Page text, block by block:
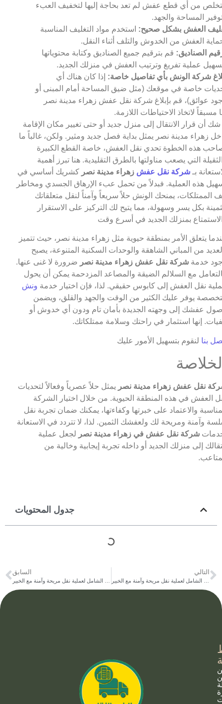
من أي قطع عفش لم تعد بحاجة إليها لتخفيف العبء
المساحة والجهد.
العفش بشكل صحيح: استخدم مواد التغليف المناسبة
العفش من الخدوش والتلف أثناء النقل.
الصناديق: قم بترقيم جميع الصناديق وكتابة محتوياتها
عملية تفريغ وترتيب العفش في منزلك الجديد.
شركة الونش بأي تفاصيل خاصة: إذا كان هناك أي
خاصة في موقعك (مثل ضيق المساحة أمام المبنى أو
عوائق)، قم بإبلاغ شركة نقل عفش زهراء مدينة نصر
مسبقاً لاتخاذ الاحتياطات اللازمة.
شك أن قرار الانتقال إلى منزل جديد أو حتى تغيير مكان الإقامة
زهراء مدينة نصر يمثل بداية فصل جديد ومثير. ولكن، غالباً ما
هذه الخطوة تحدي نقل العفش، خاصة القطع الكبيرة
التي يصعب مناولتها بالطرق التقليدية. هنا تبرز أهمية
بـ شركة نقل عفش زهراء مدينة نصر كشريك أساسي في
هذه العملية. فبدلاً من تحمل عبء الإرهاق الجسدي ومخاطر
الممتلكات، يمنحك الونش حلاً سريعاً وآمناً لنقل متعلقاتك
بكل يسر وسهولة، مما يتيح لك التركيز على الاستقرار
بمنزلك الجديد في أسرع وقت
يتعلق الأمر بمنطقة حيوية مثل زهراء مدينة نصر، حيث تتميز
من المباني الشاهقة والوحدات السكنية المتنوعة، يصبح
خدمة شركة نقل عفش زهراء مدينة نصر ضرورة لا غنى عنها.
مع السلالم الضيقة والمصاعد المزدحمة يمكن أن يحول
نقل العفش إلى كابوس حقيقي. لذا، فإن اختيار خدمة ونش
يوفر عليك الكثير من الوقت والجهد والقلق، ويضمن
عفشك إلى وجهته الجديدة بأمان تام ودون أي خدوش أو
إنها استثمار في راحتك وسلامة ممتلكاتك.
بنا لنقوم بتسهيل الأمور عليك
نقل عفش زهراء مدينة نصر يمثل حلاً عصرياً وفعالاً لتحديات
العفش في هذه المنطقة الحيوية. من خلال اختيار الشركة
والاعتماد على خبرتها وكفاءتها، يمكنك ضمان تجربة نقل
وآمنة ومريحة لك ولعفشك الثمين. لذا، لا تتردد في الاستعانة
شركة نقل عفش في زهراء مدينة نصر لجعل عملية
إلى منزلك الجديد أو داخله تجربة إيجابية وخالية من
جدول المحتويات
السابق التالي